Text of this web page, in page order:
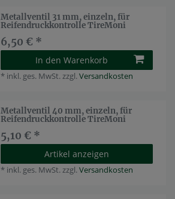
Metallventil 31 mm, einzeln, für
Reifendruckkontrolle TireMoni
6,50 € *
In den Warenkorb
* inkl. ges. MwSt.zzgl.Versandkosten
Metallventil 40 mm, einzeln, für
Reifendruckkontrolle TireMoni
5,10 € *
Artikel anzeigen
* inkl. ges. MwSt.zzgl.Versandkosten